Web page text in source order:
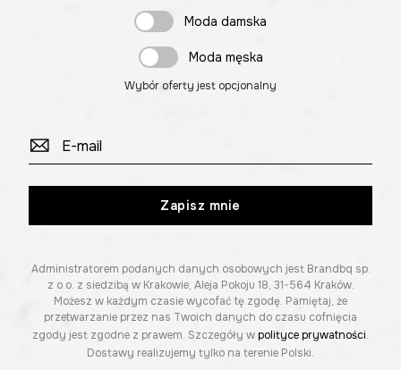
Moda damska
Moda męska
Wybór oferty jest opcjonalny
Zapisz mnie
Administratorem podanych danych osobowych jest Brandbq sp.
z o.o. z siedzibą w Krakowie, Aleja Pokoju 18, 31-564 Kraków.
Możesz w każdym czasie wycofać tę zgodę. Pamiętaj, że
przetwarzanie przez nas Twoich danych do czasu cofnięcia
zgody jest zgodne z prawem. Szczegóły wpolityce prywatności.
Dostawy realizujemy tylko na terenie Polski.